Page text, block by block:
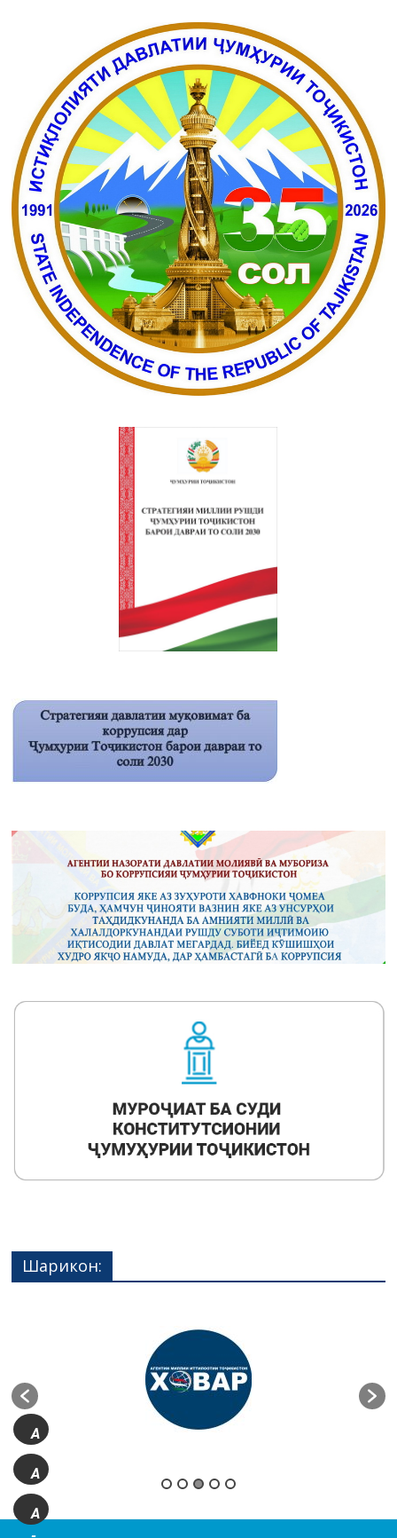
Шарикон:
A
+
A
A